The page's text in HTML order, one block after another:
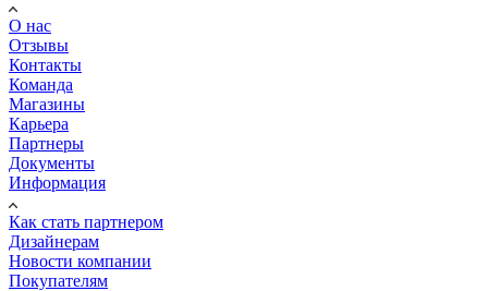
О нас
Отзывы
Контакты
Команда
Магазины
Карьера
Партнеры
Документы
Информация
Как стать партнером
Дизайнерам
Новости компании
Покупателям